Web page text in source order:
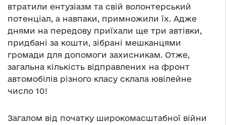
втратили ентузіазм та свій волонтерський
потенціал, а навпаки, примножили їх. Адже
днями на передову приїхали ще три автівки,
придбані за кошти, зібрані мешканцями
громади для допомоги захисникам. Отже,
загальна кількість відправлених на фронт
автомобілів різного класу склала ювілейне
число 10!
Загалом від початку широкомасштабної війни